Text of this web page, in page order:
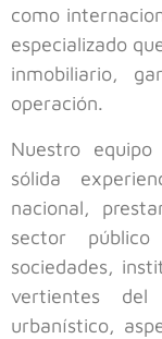
como
especializado
inmobiliario,
operación.
Nuestro
sólida
nacional,
sector
sociedades,
vertientes del
urbanístico,